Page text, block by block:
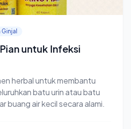
untuk Infeksi
herbal untuk membantu
batu urin atau batu
buang air kecil secara alami.